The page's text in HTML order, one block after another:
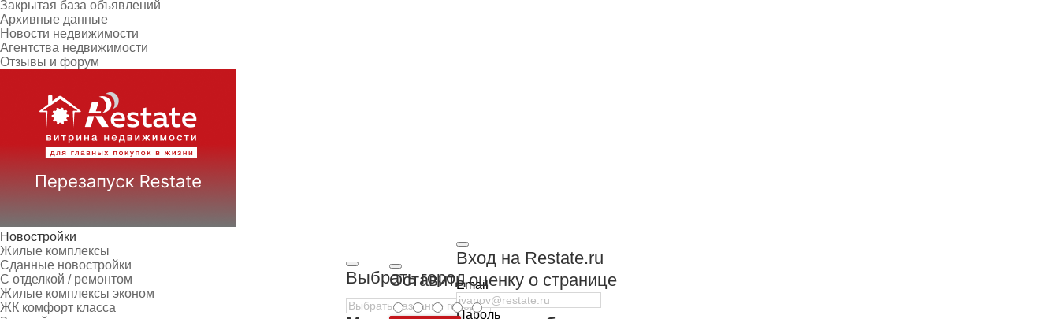
Закрытая база объявлений
Архивные данные
Новости недвижимости
Агентства недвижимости
Отзывы и форум
Новостройки
Жилые комплексы
Сданные новостройки
С отделкой / ремонтом
Жилые комплексы эконом
ЖК комфорт класса
Выбрать город
Вход на Restate.ru
Email
Пароль
Оставить оценку о странице